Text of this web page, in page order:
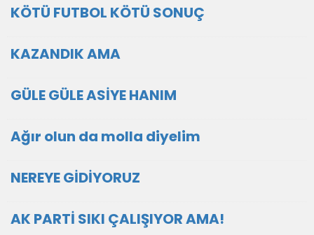
KÖTÜ FUTBOL KÖTÜ SONUÇ
KAZANDIK AMA
GÜLE GÜLE ASİYE HANIM
Ağır olun da molla diyelim
NEREYE GİDİYORUZ
AK PARTİ SIKI ÇALIŞIYOR AMA!